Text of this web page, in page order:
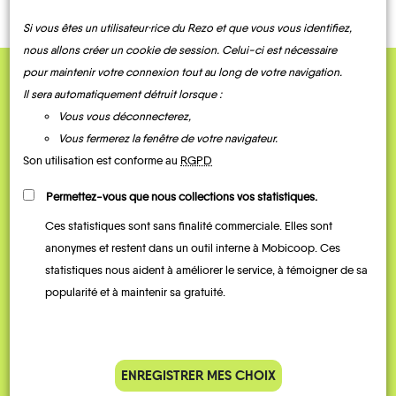
QUELQUES
Témoignages
parking de la gare est toujours
complet alors j’ai testé Rezo
Si vous êtes un utilisateur·rice du Rezo et que vous vous identifiez,
nous allons créer un cookie de session. Celui-ci est nécessaire
pour maintenir votre connexion tout au long de votre navigation.
Il sera automatiquement détruit lorsque :
Vous vous déconnecterez,
Vous fermerez la fenêtre de votre navigateur.
Son utilisation est conforme au RGPD
Permettez-vous que nous collections vos statistiques.
Ces statistiques sont sans finalité commerciale. Elles sont
anonymes et restent dans un outil interne à Mobicoop. Ces
statistiques nous aident à améliorer le service, à témoigner de sa
popularité et à maintenir sa gratuité.
ENREGISTRER MES CHOIX